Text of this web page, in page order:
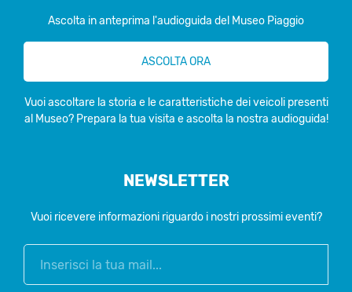
Ascolta in anteprima l'audioguida del Museo Piaggio
ASCOLTA ORA
Vuoi ascoltare la storia e le caratteristiche dei veicoli presenti
al Museo? Prepara la tua visita e ascolta la nostra audioguida!
NEWSLETTER
Vuoi ricevere informazioni riguardo i nostri prossimi eventi?